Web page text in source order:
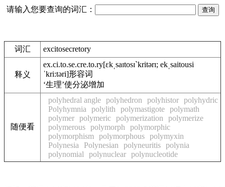
请输入您要查询的词汇：
词汇 excitosecretory
释义
ex.ci.to.se.cre.to.ry[ɛkˌsaɪtosɪ`kritərɪ; ekˌsaitousi
ˈkri:təri]形容词
‘生理’使分泌增加
随便看
polyhedral angle polyhedron polyhistor polyhydric
Polyhymnia
polylith polymastigote polymath
polymer polymeric polymerization
polymerize
polymerous polymorph
polymorphic
polymorphism
polymorphous polymyxin
Polynesia
Polynesian polyneuritis polynia
polynomial
polynuclear polynucleotide